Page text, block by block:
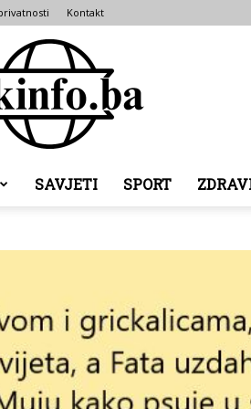
Kontakt
SAVJETI SPORT